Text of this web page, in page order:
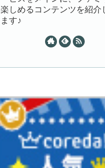
楽しめるコンテンツを紹介
ます♪